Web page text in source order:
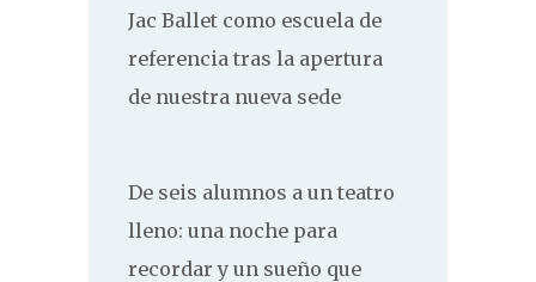
Jac Ballet como escuela de
referencia tras la apertura
de nuestra nueva sede
De seis alumnos a un teatro
lleno: una noche para
recordar y un sueño que